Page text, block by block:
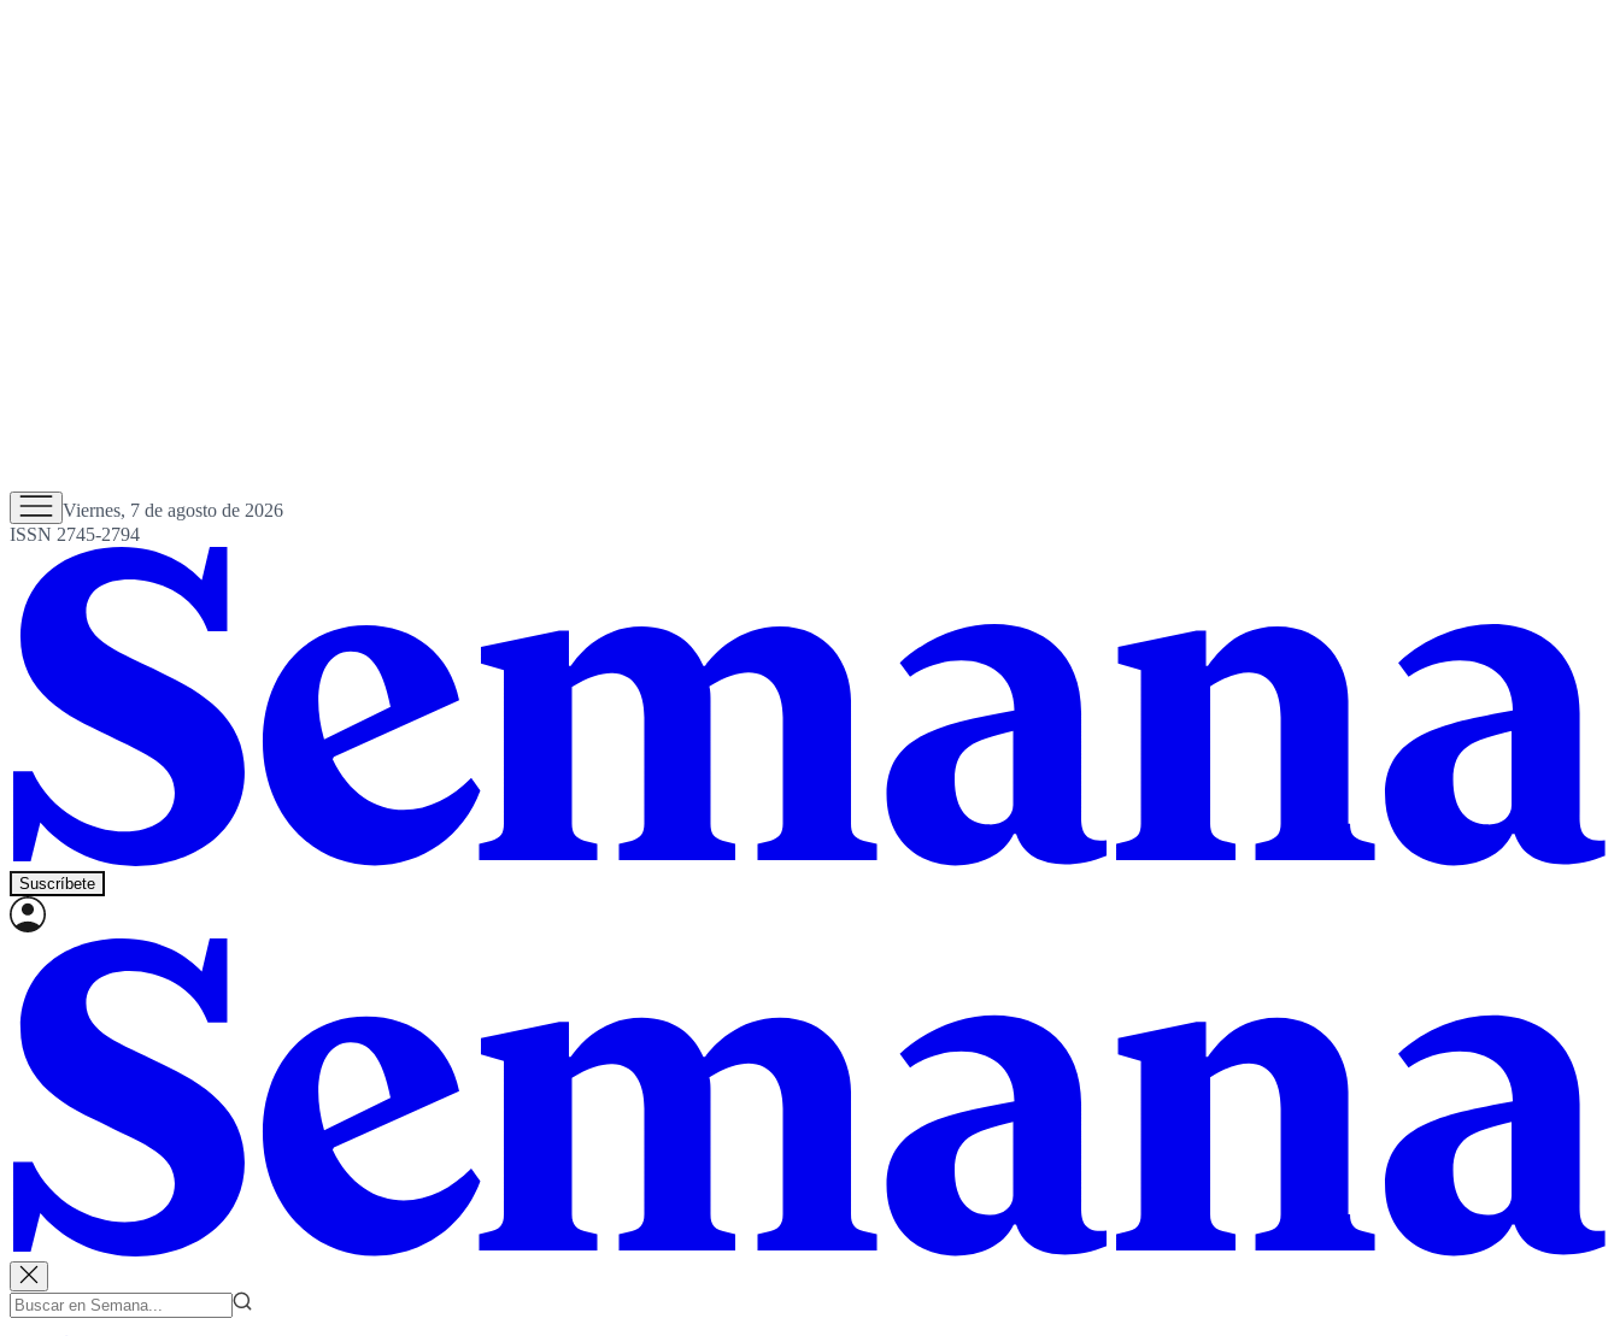
Viernes, 7 de agosto de 2026
ISSN 2745-2794
Suscríbete